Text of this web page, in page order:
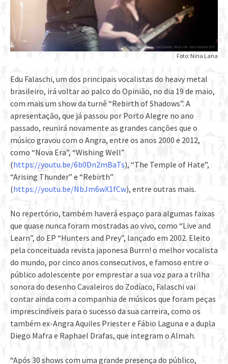
Foto: Nina Lana
Edu Falaschi, um dos principais vocalistas do heavy metal
brasileiro, irá voltar ao palco do Opinião, no dia 19 de maio,
com mais um show da turnê “Rebirth of Shadows”. A
apresentação, que já passou por Porto Alegre no ano
passado, reunirá novamente as grandes canções que o
músico gravou com o Angra, entre os anos 2000 e 2012,
como “Nova Era”, “Wishing Well”
(https://youtu.be/6b0Dn2mBaTs), “The Temple of Hate”,
“Arising Thunder” e “Rebirth”
(https://youtu.be/NbJm6wX1fCw), entre outras mais.
No repertório, também haverá espaço para algumas faixas
que quase nunca foram mostradas ao vivo, como “Live and
Learn”, do EP “Hunters and Prey”, lançado em 2002. Eleito
pela conceituada revista japonesa Burrn! o melhor vocalista
do mundo, por cinco anos consecutivos, e famoso entre o
público adolescente por emprestar a sua voz para a trilha
sonora do desenho Cavaleiros do Zodíaco, Falaschi vai
contar ainda com a companhia de músicos que foram peças
imprescindíveis para o sucesso da sua carreira, como os
também ex-Angra Aquiles Priester e Fábio Laguna e a dupla
Diego Mafra e Raphael Drafas, que integram o Almah.
“Após 30 shows com uma grande presença do público,